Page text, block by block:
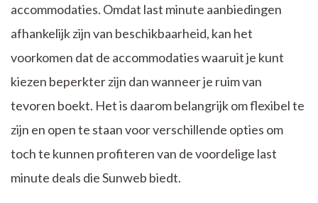
accommodaties. Omdat last minute aanbiedingen
afhankelijk zijn van beschikbaarheid, kan het
voorkomen dat de accommodaties waaruit je kunt
kiezen beperkter zijn dan wanneer je ruim van
tevoren boekt. Het is daarom belangrijk om flexibel te
zijn en open te staan voor verschillende opties om
toch te kunnen profiteren van de voordelige last
minute deals die Sunweb biedt.